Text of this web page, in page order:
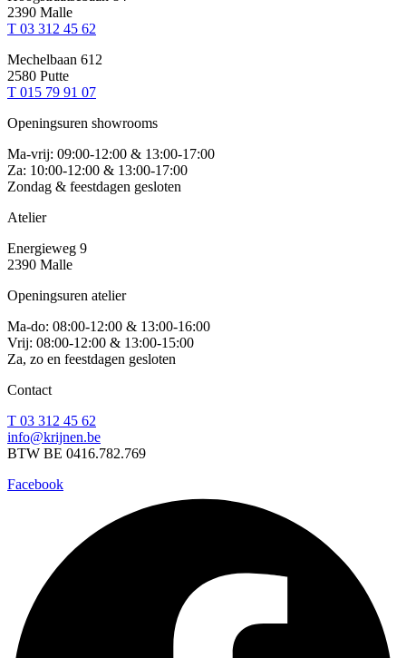
2390 Malle
T 03 312 45 62
Mechelbaan 612
2580 Putte
T 015 79 91 07
Openingsuren showrooms
Ma-vrij: 09:00-12:00 & 13:00-17:00
Za: 10:00-12:00 & 13:00-17:00
Zondag & feestdagen gesloten
Atelier
Energieweg 9
2390 Malle
Openingsuren atelier
Ma-do: 08:00-12:00 & 13:00-16:00
Vrij: 08:00-12:00 & 13:00-15:00
Za, zo en feestdagen gesloten
Contact
T 03 312 45 62
info@krijnen.be
BTW BE 0416.782.769
Facebook